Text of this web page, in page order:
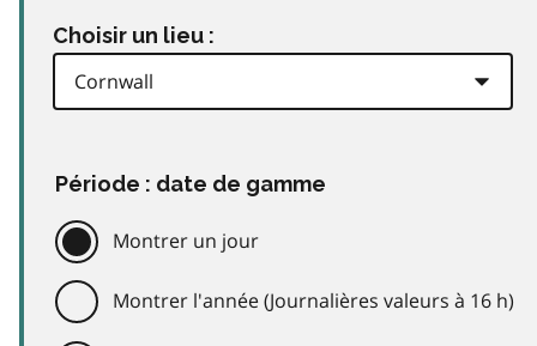
Choisir un lieu :
Période : date de gamme
Montrer un jour
Montrer l'année (Journalières valeurs à 16 h)